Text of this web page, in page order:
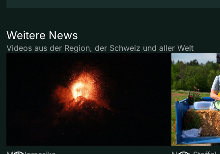
Weitere News
Videos aus der Region, der Schweiz und aller Welt